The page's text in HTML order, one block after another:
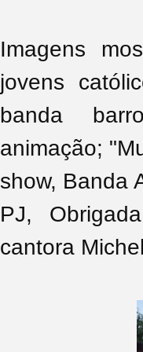
Imagens
jovens
banda
animação;
show, Banda
PJ,
cantora